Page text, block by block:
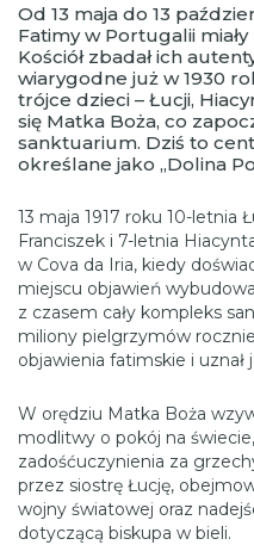
Od 13 maja do 13
Fatimy w Portugalii
Kościół zbadał ich
wiarygodne już w 1930
trójce dzieci – Łucji,
się Matka Boża, co
sanktuarium. Dziś to
określane jako „Dolina
13 maja 1917 roku 10-letnia
Franciszek i 7-letnia
w Cova da Iria, kiedy
miejscu objawień
z czasem cały kompleks
miliony pielgrzymów
objawienia fatimskie i
W orędziu Matka Boża
modlitwy o pokój na
zadośćuczynienia za
przez siostrę Łucję,
wojny światowej oraz
dotyczącą biskupa w bieli.